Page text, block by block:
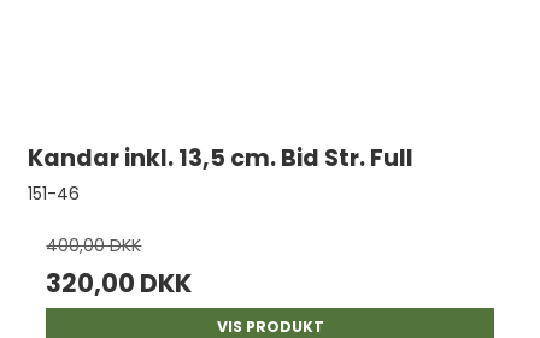
Kandar inkl. 13,5 cm. Bid Str. Full
151-46
400,00 DKK
320,00 DKK
VIS PRODUKT